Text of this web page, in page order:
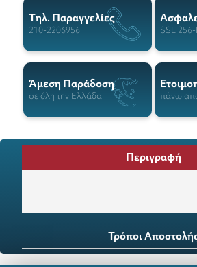
Tηλ. Παραγγελίες
210-2206956 SSL
Άμεση Παράδοση
σε όλη την Ελλάδα πάνω
Περιγραφή
Τρόποι